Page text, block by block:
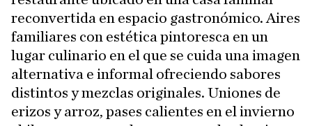
reconvertida en espacio gastronómico. Aires
familiares con estética pintoresca en un
lugar culinario en el que se cuida una imagen
alternativa e informal ofreciendo sabores
distintos y mezclas originales. Uniones de
erizos y arroz, pases calientes en el invierno